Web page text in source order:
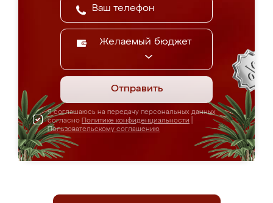
Желаемый бюджет
Отправить
Я соглашаюсь на передачу персональных данных
согласно Политике конфиденциальности
Пользовательскому соглашению